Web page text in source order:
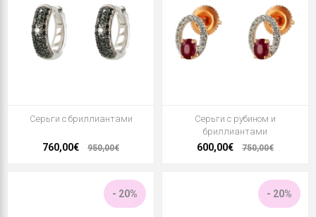
Серьги с бриллиантами
760,00€ 950,00€
Серьги с рубином и
бриллиантами
600,00€ 750,00€
- 20% - 20%